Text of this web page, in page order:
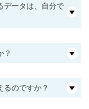
データは、自分で
？
るのですか？